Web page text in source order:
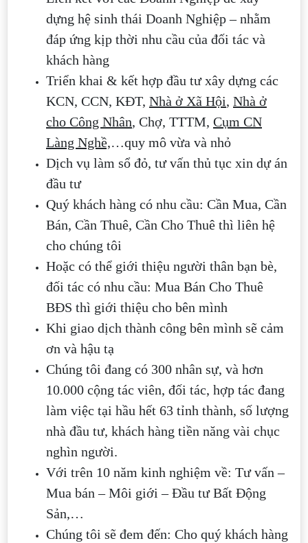
dựng hệ sinh thái Doanh Nghiệp – nhằm
đáp ứng kịp thời nhu cầu của đối tác và
khách hàng
Triển khai & kết hợp đầu tư xây dựng các
KCN, CCN, KĐT, Nhà ở Xã Hội, Nhà ở
cho Công Nhân, Chợ, TTTM, Cụm CN
Làng Nghề,…quy mô vừa và nhỏ
Dịch vụ làm sổ đỏ, tư vấn thủ tục xin dự án
đầu tư
Quý khách hàng có nhu cầu: Cần Mua, Cần
Bán, Cần Thuê, Cần Cho Thuê thì liên hệ
cho chúng tôi
Hoặc có thể giới thiệu người thân bạn bè,
đối tác có nhu cầu: Mua Bán Cho Thuê
BĐS thì giới thiệu cho bên mình
Khi giao dịch thành công bên mình sẽ cảm
ơn và hậu tạ
Chúng tôi đang có 300 nhân sự, và hơn
10.000 cộng tác viên, đối tác, hợp tác đang
làm việc tại hầu hết 63 tỉnh thành, số lượng
nhà đầu tư, khách hàng tiền năng vài chục
nghìn người.
Với trên 10 năm kinh nghiệm về: Tư vấn –
Mua bán – Môi giới – Đầu tư Bất Động
Sản,…
Chúng tôi sẽ đem đến: Cho quý khách hàng